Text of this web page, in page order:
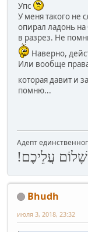
Упс
У меня такого не
опирал ладонь на
в разрез. Не
Наверно,
Или вообще
которая давит и
помню...
Адепт
שָׁלוֹם עֲלֵיכֶם!
Bhudh
июля 3, 2018, 23:32